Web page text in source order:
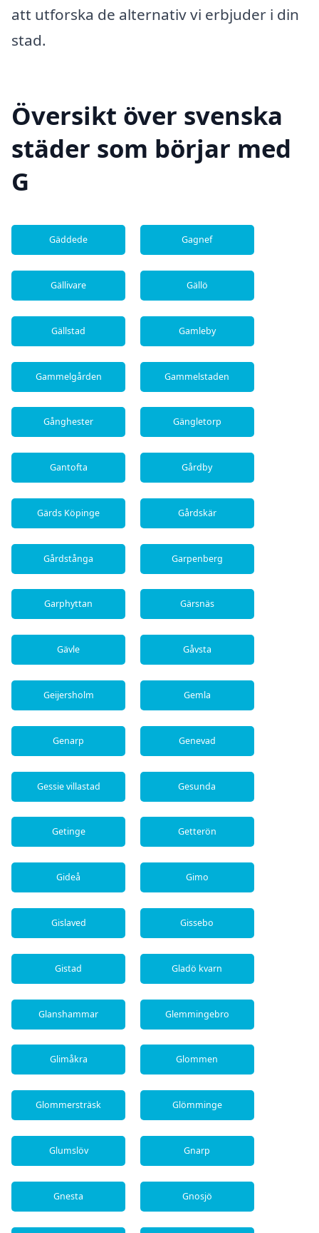
att utforska de alternativ vi erbjuder i din
stad.
Översikt över svenska
städer som börjar med
G
Gäddede Gagnef
Gällivare Gällö
Gällstad Gamleby
Gammelgården Gammelstaden
Gånghester Gängletorp
Gantofta Gårdby
Gärds Köpinge Gårdskär
Gårdstånga Garpenberg
Garphyttan Gärsnäs
Gävle Gåvsta
Geijersholm Gemla
Genarp Genevad
Gessie villastad Gesunda
Getinge Getterön
Gideå Gimo
Gislaved Gissebo
Gistad Gladö kvarn
Glanshammar Glemmingebro
Glimåkra Glommen
Glommersträsk Glömminge
Glumslöv Gnarp
Gnesta Gnosjö